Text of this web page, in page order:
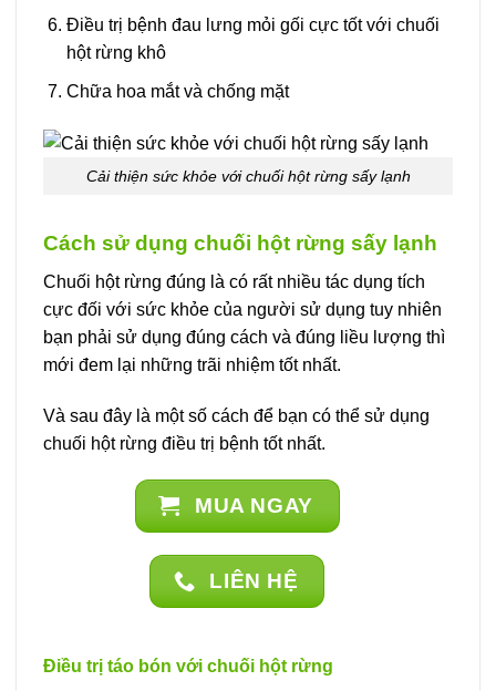
Điều trị bệnh đau lưng mỏi gối cực tốt với chuối
hột rừng khô
Chữa hoa mắt và chống mặt
Cải thiện sức khỏe với chuối hột rừng sấy lạnh
Cách sử dụng chuối hột rừng sấy lạnh
Chuối hột rừng đúng là có rất nhiều tác dụng tích
cực đối với sức khỏe của người sử dụng tuy nhiên
bạn phải sử dụng đúng cách và đúng liều lượng thì
mới đem lại những trãi nhiệm tốt nhất.
Và sau đây là một số cách để bạn có thể sử dụng
chuối hột rừng điều trị bệnh tốt nhất.
MUA NGAY
LIÊN HỆ
Điều trị táo bón với chuối hột rừng